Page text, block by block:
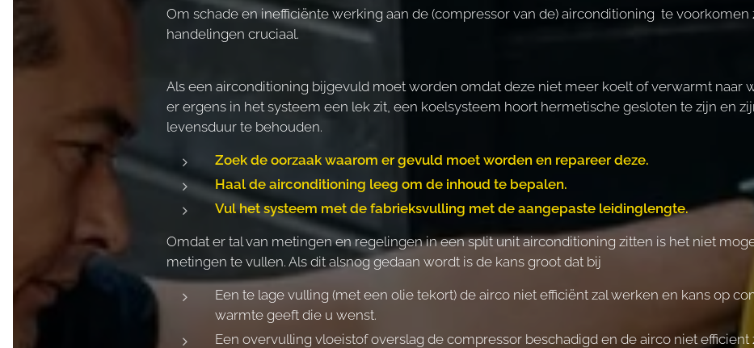
Om schade en inefficiënte werking aan de (compressor van de) airconditioning te voorkomen
handelingen cruciaal.
Als een airconditioning bijgevuld moet worden omdat deze niet meer koelt of verwarmt naar
er ergens in het systeem een lek zit, een koelsysteem hoort hermetische gesloten te zijn en
levensduur te behouden.
Zoek de oorzaak waarom er gevuld moet worden en repareer deze.
Haal de airconditioning leeg om de inhoud te bepalen.
Vul het systeem met de fabrieksvulling met de aangepaste leidinglengte.
Omdat er tal van metingen en regelingen in een split unit airconditioning zitten is het niet
metingen te vullen. Als dit alsnog gedaan wordt is de kans groot dat bij
Een te lage vulling (met een olie tekort) de airco niet efficiënt zal werken en kans op
warmte geeft die u wenst.
Een overvulling vloeistof overslag de compressor beschadigd en de airco niet efficient